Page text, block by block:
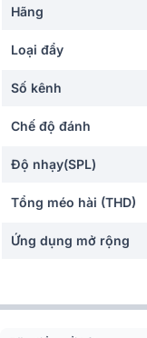
Hãng
Loại đẩy
Số kênh
Chế độ đánh
Độ nhạy(SPL)
Tổng méo hài (THD)
Ứng dụng mở rộng